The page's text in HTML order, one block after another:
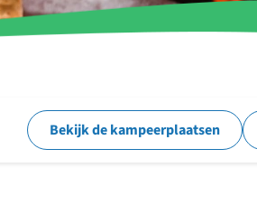
Bekijk de kampeerplaatsen